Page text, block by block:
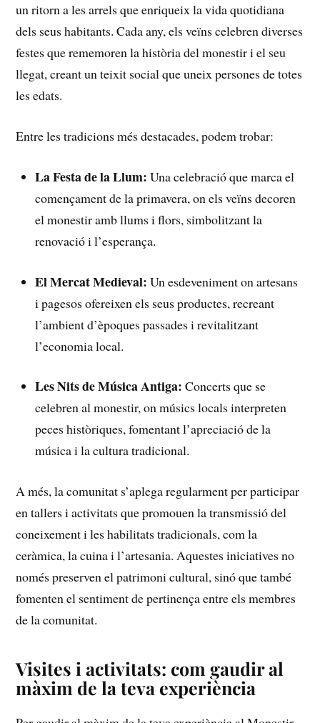
un ritorn a les ⁢arrels que enriqueix la vida quotidiana⁣
dels seus habitants. Cada any,‍ els veïns celebren diverses
festes que rememoren la història del ⁤monestir i ​el seu‌
llegat,⁣ creant un teixit social que uneix persones de totes
​les edats.
Entre ⁤les tradicions més destacades, podem trobar:
La Festa de la​ Llum: Una ⁢celebració que marca el
començament de la primavera, on els veïns decoren
⁤el monestir‍ amb​ llums i flors, simbolitzant la⁣
renovació ⁤i l’esperança.
El ‍Mercat Medieval: Un esdeveniment on artesans
i pagesos ofereixen els seus ⁤productes, recreant
l’ambient d’èpoques passades i revitalitzant
l’economia local.
Les Nits de Música​ Antiga: Concerts que se‌
celebren al monestir, on músics locals interpreten
peces històriques, ⁤fomentant ⁣l’apreciació de la
música i la cultura tradicional.
A més, la⁣ comunitat ⁤s’aplega ‌regularment per‌ participar
en tallers i activitats que promouen la transmissió del
coneixement i les habilitats tradicionals,⁢ com‌ la
ceràmica, la cuina i⁤ l’artesania. ⁢Aquestes iniciatives no
només ‌preserven el ⁤patrimoni cultural,‍ sinó​ que també
fomenten el​ sentiment de pertinença entre els membres
de la comunitat.
Visites‍ i activitats: com⁤ gaudir al
màxim de la teva experiència